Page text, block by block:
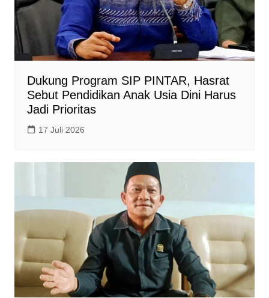
Dukung Program SIP PINTAR, Hasrat
Sebut Pendidikan Anak Usia Dini Harus
Jadi Prioritas
17 Juli 2026